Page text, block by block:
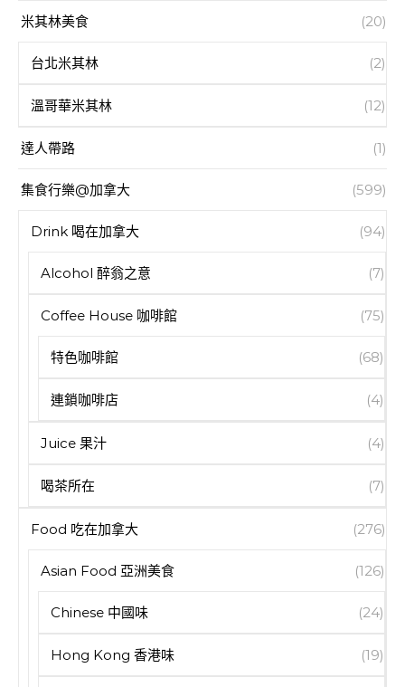
米其林美食 (20)
台北米其林 (2)
溫哥華米其林 (12)
達人帶路 (1)
集食行樂@加拿大 (599)
Drink 喝在加拿大 (94)
Alcohol 醉翁之意 (7)
Coffee House 咖啡館 (75)
特色咖啡館 (68)
連鎖咖啡店 (4)
Juice 果汁 (4)
喝茶所在 (7)
Food 吃在加拿大 (276)
Asian Food 亞洲美食 (126)
Chinese 中國味 (24)
Hong Kong 香港味 (19)